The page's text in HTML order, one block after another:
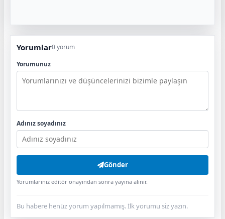
Yorumlar0 yorum
Yorumunuz
Adınız soyadınız
Gönder
Yorumlarınız editör onayından sonra yayına alınır.
Bu habere henüz yorum yapılmamış. İlk yorumu siz yazın.